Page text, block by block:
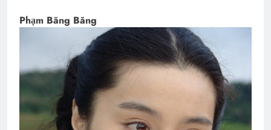
Phạm Băng Băng